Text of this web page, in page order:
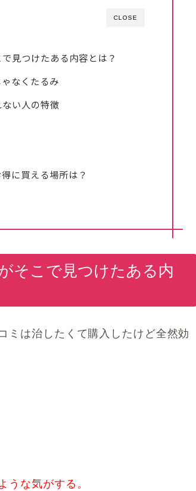
CLOSE
見つけたある内容とは？
なくたるみ
い人の特徴
に買える場所は？
そこで見つけたある内
ミは治したくて購入したけど全然効
うな気がする。